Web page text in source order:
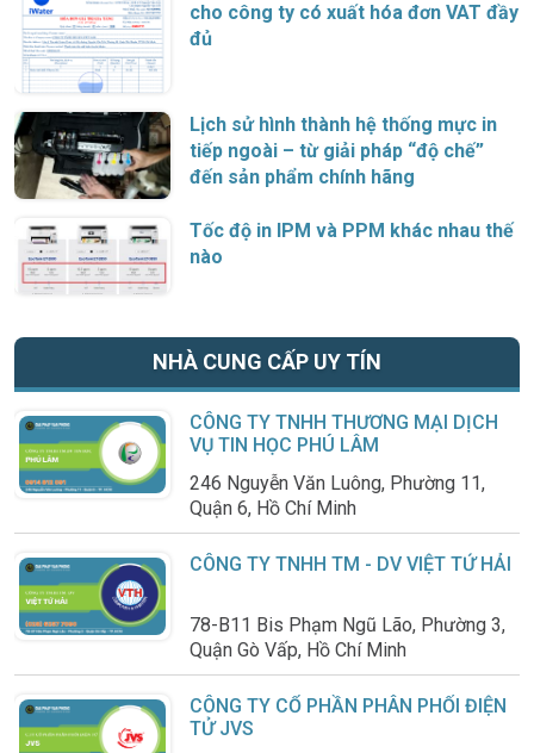
cho công ty có xuất hóa đơn VAT đầy
đủ
Lịch sử hình thành hệ thống mực in
tiếp ngoài – từ giải pháp “độ chế”
đến sản phẩm chính hãng
Tốc độ in IPM và PPM khác nhau thế
nào
NHÀ CUNG CẤP UY TÍN
CÔNG TY TNHH THƯƠNG MẠI DỊCH
VỤ TIN HỌC PHÚ LÂM
246 Nguyễn Văn Luông, Phường 11,
Quận 6, Hồ Chí Minh
CÔNG TY TNHH TM - DV VIỆT TỨ HẢI
78-B11 Bis Phạm Ngũ Lão, Phường 3,
Quận Gò Vấp, Hồ Chí Minh
CÔNG TY CỔ PHẦN PHÂN PHỐI ĐIỆN
TỬ JVS